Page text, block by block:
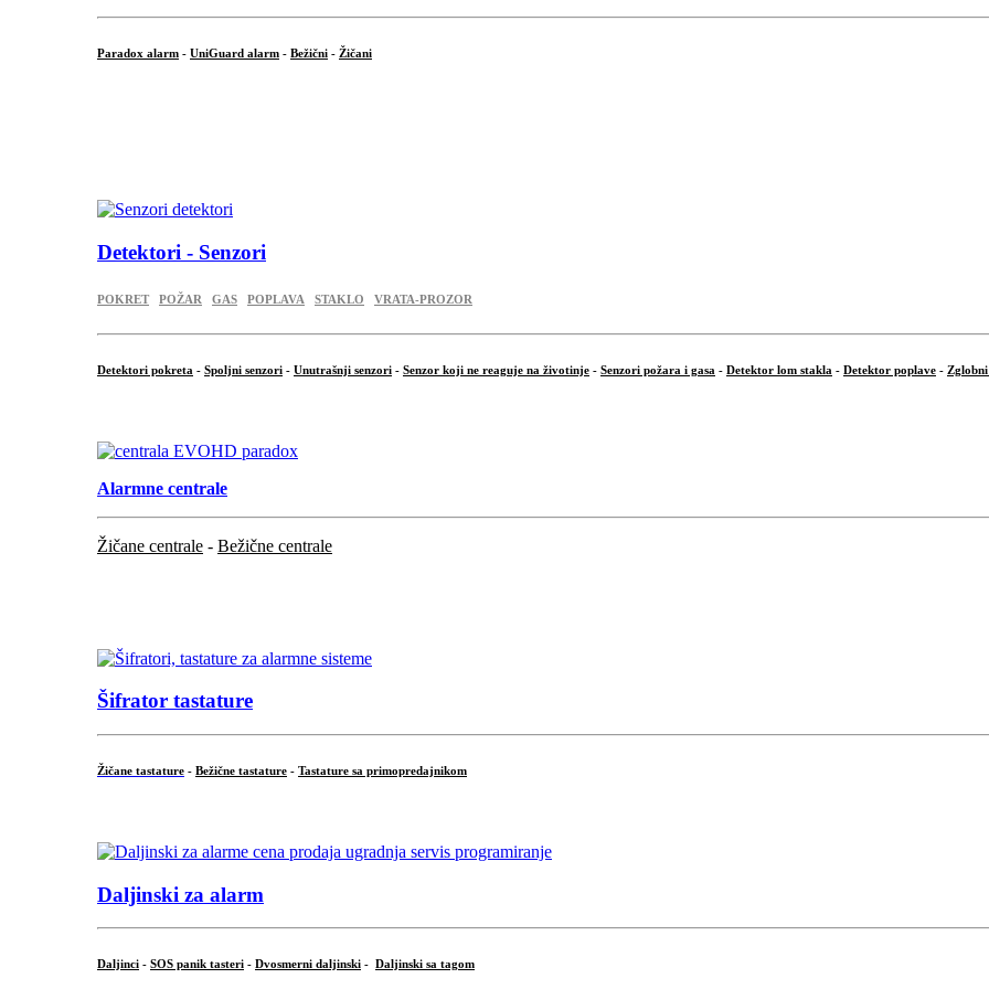
Paradox alarm - UniGuard alarm - Bežični - Žičani
Detektori - Senzori
POKRET POŽAR GAS POPLAVA STAKLO VRATA-PROZOR
Detektori pokreta - Spoljni senzori - Unutrašnji senzori - Senzor koji ne reaguje na životinje - Senzori požara i gasa - Detektor lom stakla - Detektor poplave - Zglobni
Alarmne centrale
Žičane centrale - Bežične centrale
Šifrator tastature
Žičane tastature - Bežične tastature - Tastature sa primopredajnikom
Daljinski za alarm
Daljinci - SOS panik tasteri - Dvosmerni daljinski - Daljinski sa tagom